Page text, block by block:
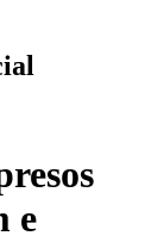
e